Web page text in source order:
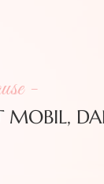
-
MOBIL,